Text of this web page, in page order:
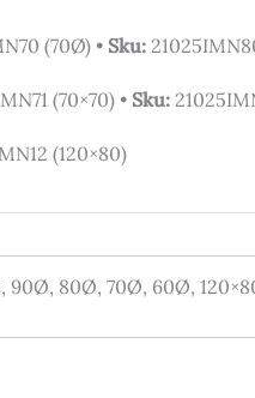
(70Ø) • Sku:
(70×70) • Sku:
(120×80)
90Ø, 80Ø, 70Ø, 60Ø,